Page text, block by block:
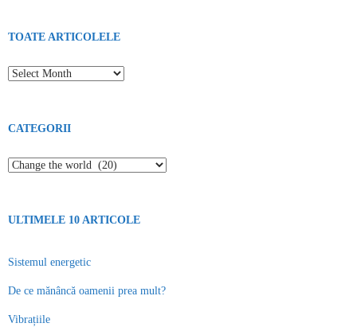
TOATE ARTICOLELE
Toate articolele
CATEGORII
Categorii
ULTIMELE 10 ARTICOLE
Sistemul energetic
De ce mănâncă oamenii prea mult?
Vibrațiile